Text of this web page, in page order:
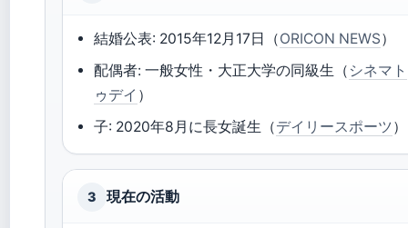
結婚公表: 2015年12月17日（ORICON NEWS）
配偶者: 一般女性・大正大学の同級生（ シネマト
ゥデイ ）
子: 2020年8月に長女誕生（デイリースポーツ）
3 現在の活動